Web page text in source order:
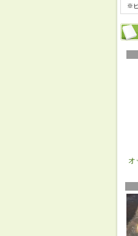
※
オ